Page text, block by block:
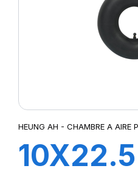
HEUNG AH - CHAMBRE A AIRE